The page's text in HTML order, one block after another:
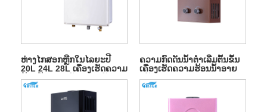
ຫ່າງໄກສອກຫຼີກໃນໄລຍະປີ
20L 24L 28L ເຄື່ອງເຮັດຄວາມ
ຮ້ອນນ້ໍາອາຍແກັສອາຍແກັສ
ຄວາມກົດດັນນ້ໍາຕ່ໍາເລີ່ມຕົ້ນຂຶ້ນ
ເຄື່ອງເຮັດຄວາມຮ້ອນນ້ໍາອາຍ
ແກັສ LPG Flue